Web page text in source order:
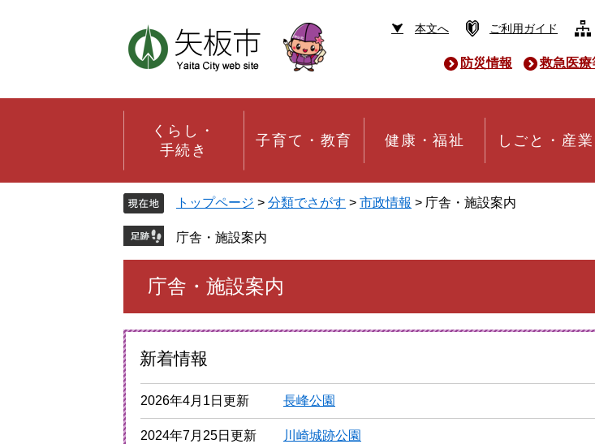
本文へ ご利用ガイド
防災情報 救急医療
くらし・
手続き
子育て・教育 健康・福祉 しごと・産業
トップページ > 分類でさがす > 市政情報 > 庁舎・施設案内
庁舎・施設案内
庁舎・施設案内
新着情報
2026年4月1日更新 長峰公園
2024年7月25日更新 川崎城跡公園